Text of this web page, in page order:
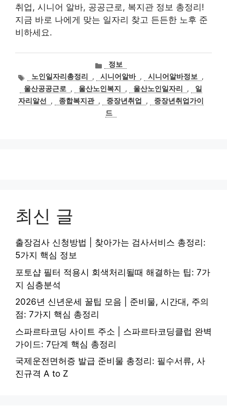
취업, 시니어 알바, 공공근로, 복지관 정보 총정리!
지금 바로 나에게 맞는 일자리 찾고 든든한 노후 준
비하세요.
카
테
고
리
정보
태
그
노인일자리총정리 , 시니어알바 , 시니어알바정보
,
울산공공근로
, 울산노인복지 , 울산노인일자리 ,
일
자리알선
, 종합복지관 , 중장년취업 ,
중장년취업가이
드
최신 글
출장검사 신청방법 | 찾아가는 검사서비스 총정리:
5가지 핵심 정보
포토샵 필터 적용시 회색처리될때 해결하는 팁: 7가
지 심층분석
2026년 신년운세 꿀팁 모음 | 준비물, 시간대, 주의
점: 7가지 핵심 총정리
스파르타코딩 사이트 주소 | 스파르타코딩클럽 완벽
가이드: 7단계 핵심 총정리
국제운전면허증 발급 준비물 총정리: 필수서류, 사
진규격 A to Z